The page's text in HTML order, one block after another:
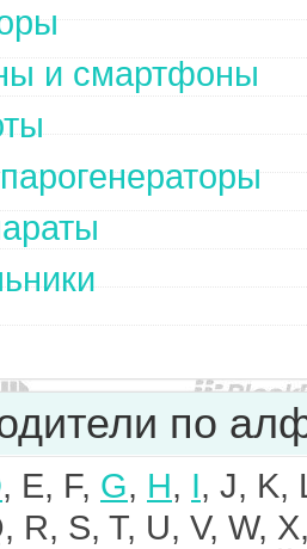
и смартфоны
по
, E, F, G, H, I, J, K,
R, S, T, U, V, W,